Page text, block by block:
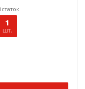
49
сек.
1
шт.